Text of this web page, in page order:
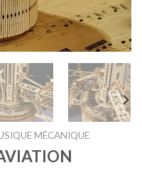
MÉCANIQUE